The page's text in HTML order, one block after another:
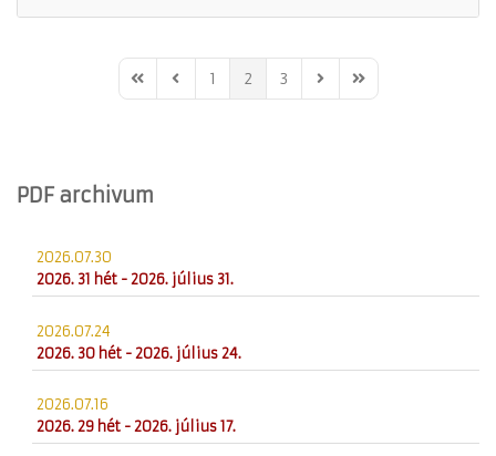
First PagePrevious Page
1 2 3 Next PageLast Page
PDF archivum
2026.07.30
2026. 31 hét - 2026. július 31.
2026.07.24
2026. 30 hét - 2026. július 24.
2026.07.16
2026. 29 hét - 2026. július 17.